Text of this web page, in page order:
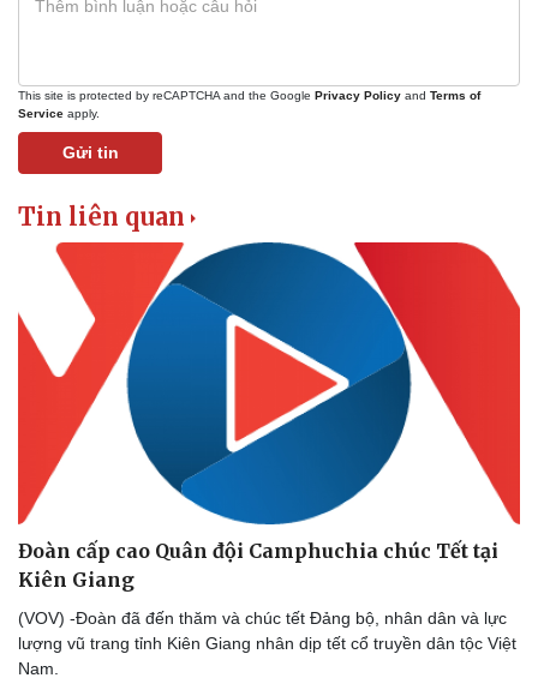
This site is protected by reCAPTCHA and the Google Privacy Policy and Terms of
Service apply.
Gửi tin
Tin liên quan
Đoàn cấp cao Quân đội Camphuchia chúc Tết tại
Kiên Giang
(VOV) -Đoàn đã đến thăm và chúc tết Đảng bộ, nhân dân và lực
lượng vũ trang tỉnh Kiên Giang nhân dịp tết cổ truyền dân tộc Việt
Nam.